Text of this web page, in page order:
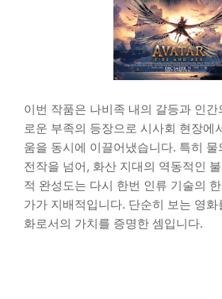
이번 작품은 나비족 내의 갈등과 인
로운 부족의 등장으로 시사회 현장에
움을 동시에 이끌어냈습니다. 특히
전작을 넘어, 화산 지대의 역동적인
적 완성도는 다시 한번 인류 기술의
가가 지배적입니다. 단순히 보는 영
화로서의 가치를 증명한 셈입니다.